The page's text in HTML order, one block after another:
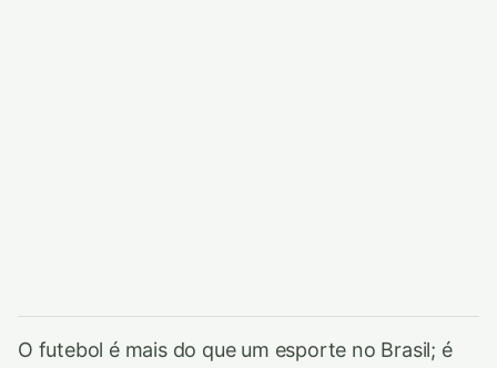
O futebol é mais do que um esporte no Brasil; é